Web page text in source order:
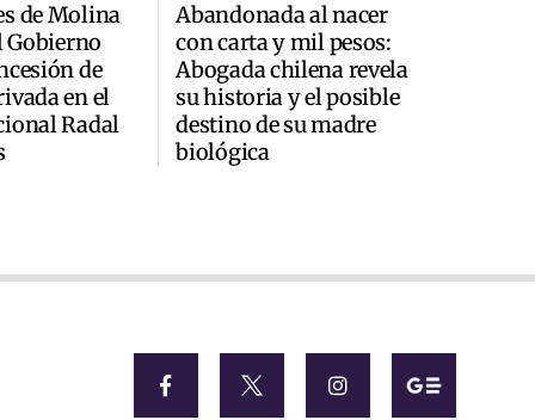
de Molina
de
en el
Radal
Abandonada al nacer
con carta y mil pesos:
Abogada chilena revela
su historia y el posible
destino de su madre
biológica